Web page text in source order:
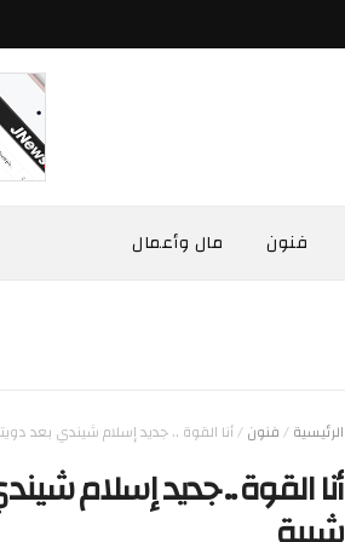
فنون مال وأعمال
الرئيسية/فنون/أنا القوة .. جديد إسلام شيندي بعد
أنا القوة .. جديد إسلام